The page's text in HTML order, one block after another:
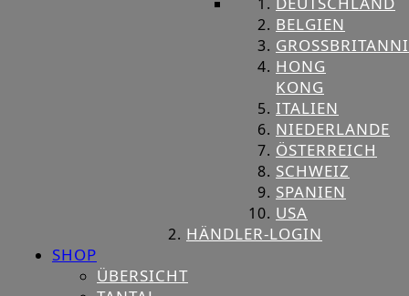
BELGIEN
HONG
KONG
ITALIEN
NIEDERLANDE
ÖSTERREICH
SCHWEIZ
SPANIEN
USA
HÄNDLER-LOGIN
SHOP
ÜBERSICHT